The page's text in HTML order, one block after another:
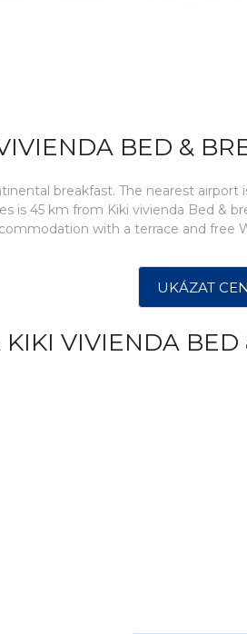
BED &
breakfast. The nearest
is 45 km from Kiki vivienda Bed &
with a terrace and free
UKÁZAT
VIVIENDA BED